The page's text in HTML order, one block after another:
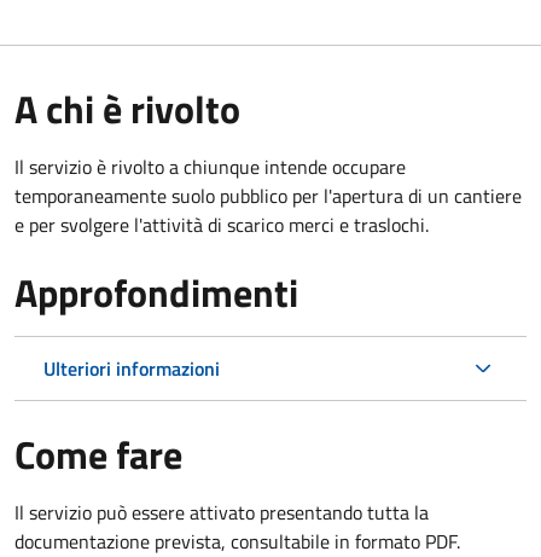
A chi è rivolto
Il servizio è rivolto a chiunque intende occupare
temporaneamente suolo pubblico per l'apertura di un cantiere
e per svolgere l'attività di scarico merci e traslochi.
Approfondimenti
Ulteriori informazioni
Come fare
Il servizio può essere attivato presentando tutta la
documentazione prevista, consultabile in formato PDF.